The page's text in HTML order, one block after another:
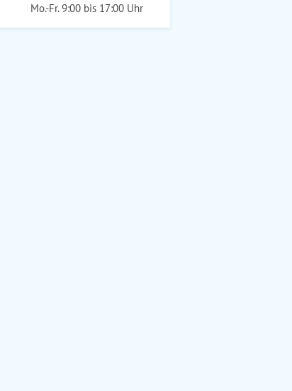
Mo.-Fr. 9:00 bis 17:00 Uhr